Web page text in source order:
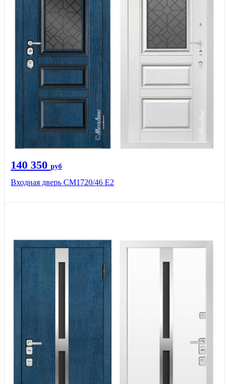
140 350 руб
Входная дверь CМ1720/46 Е2